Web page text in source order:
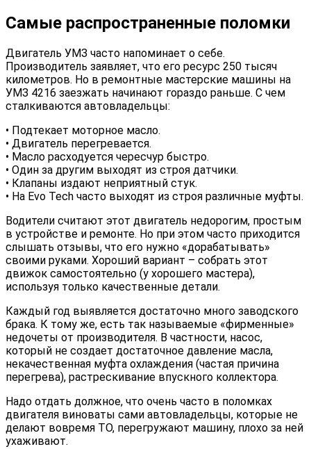
Самые распространенные поломки
Двигатель УМЗ часто напоминает о себе.
Производитель заявляет, что его ресурс 250 тысяч
километров. Но в ремонтные мастерские машины на
УМЗ 4216 заезжать начинают гораздо раньше. С чем
сталкиваются автовладельцы:
• Подтекает моторное масло.
• Двигатель перегревается.
• Масло расходуется чересчур быстро.
• Один за другим выходят из строя датчики.
• Клапаны издают неприятный стук.
• На Evo Tech часто выходят из строя различные муфты.
Водители считают этот двигатель недорогим, простым
в устройстве и ремонте. Но при этом часто приходится
слышать отзывы, что его нужно «дорабатывать»
своими руками. Хороший вариант – собрать этот
движок самостоятельно (у хорошего мастера),
используя только качественные детали.
Каждый год выявляется достаточно много заводского
брака. К тому же, есть так называемые «фирменные»
недочеты от производителя. В частности, насос,
который не создает достаточное давление масла,
некачественная муфта охлаждения (частая причина
перегрева), растрескивание впускного коллектора.
Надо отдать должное, что очень часто в поломках
двигателя виноваты сами автовладельцы, которые не
делают вовремя ТО, перегружают машину, плохо за ней
ухаживают.